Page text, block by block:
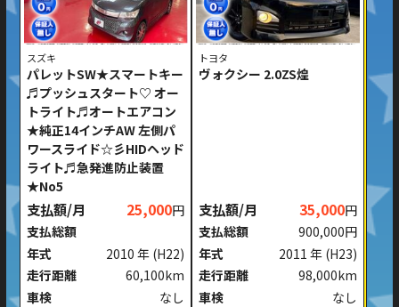
スズキ
パレットSW★スマートキー
♬プッシュスタート♡ オー
トライト♬オートエアコン
★純正14インチAW 左側パ
ワースライド☆彡HIDヘッド
ライト♬急発進防止装置
★No5
支払額/月 25,000円
支払総額
年式
2010 年 (H22)
走行距離
60,100km
車検
なし
トヨタ
ヴォクシー 2.0ZS煌
支払額/月 35,000円
支払総額
900,000円
年式
2011 年 (H23)
走行距離
98,000km
車検
なし